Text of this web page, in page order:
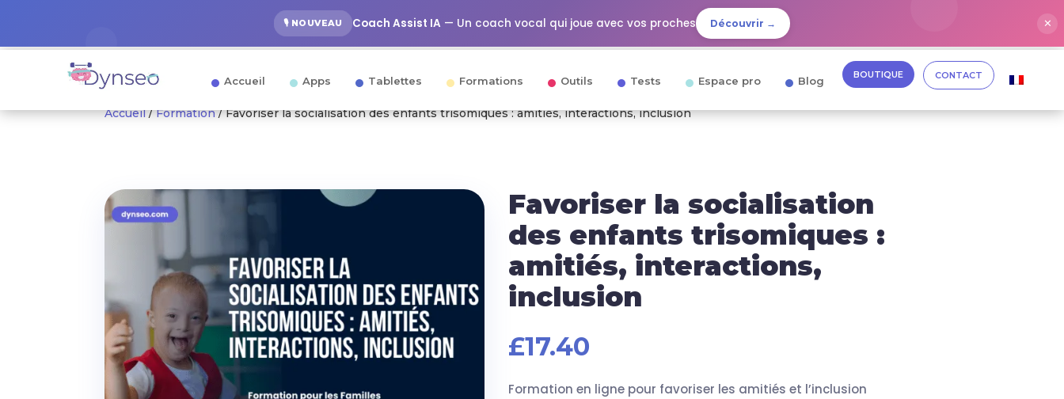
🎙️ NOUVEAU Coach Assist IA— Un coach vocal qui joue avec vos proches Découvrir → ✕
Accueil Apps Tablettes Formations Outils Tests Espace pro Blog BOUTIQUE CONTACT
Accueil/Formation/ Favoriser la socialisation des enfants trisomiques : amitiés, interactions, inclusion
Favoriser la socialisation
des enfants trisomiques :
amitiés, interactions,
inclusion
£17.40
Formation en ligne pour favoriser les amitiés et l’inclusion